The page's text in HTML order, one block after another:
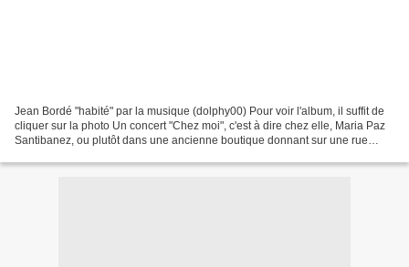
Jean Bordé "habité" par la musique (dolphy00) Pour voir l'album, il suffit de
cliquer sur la photo Un concert "Chez moi", c'est à dire chez elle, Maria Paz
Santibanez, ou plutôt dans une ancienne boutique donnant sur une rue